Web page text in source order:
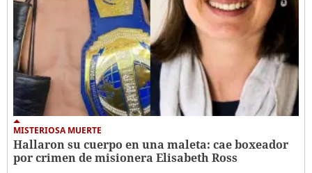
MISTERIOSA MUERTE
Hallaron su cuerpo en una maleta: cae boxeador
por crimen de misionera Elisabeth Ross